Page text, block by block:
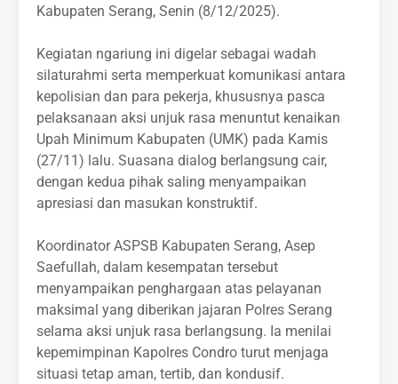
Kabupaten Serang, Senin (8/12/2025).
‎Kegiatan ngariung ini digelar sebagai wadah
silaturahmi serta memperkuat komunikasi antara
kepolisian dan para pekerja, khususnya pasca
pelaksanaan aksi unjuk rasa menuntut kenaikan
Upah Minimum Kabupaten (UMK) pada Kamis
(27/11) lalu. Suasana dialog berlangsung cair,
dengan kedua pihak saling menyampaikan
apresiasi dan masukan konstruktif.
‎Koordinator ASPSB Kabupaten Serang, Asep
Saefullah, dalam kesempatan tersebut
menyampaikan penghargaan atas pelayanan
maksimal yang diberikan jajaran Polres Serang
selama aksi unjuk rasa berlangsung. Ia menilai
kepemimpinan Kapolres Condro turut menjaga
situasi tetap aman, tertib, dan kondusif.